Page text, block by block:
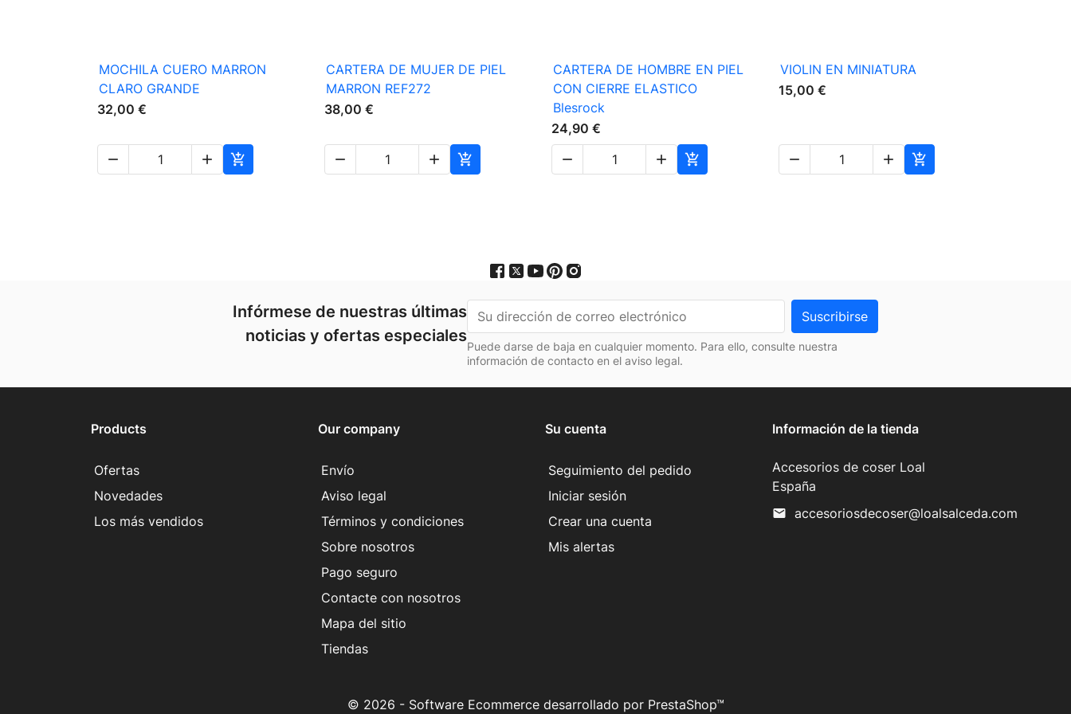
Vista rápida
MOCHILA CUERO MARRON
CLARO GRANDE
32,00 €
  
Vista rápida
CARTERA DE MUJER DE PIEL
MARRON REF272
38,00 €
  
Vista rápida
CARTERA DE HOMBRE EN PIEL
CON CIERRE ELASTICO
Blesrock
24,90 €

 
 Vista rápida
VIOLIN EN MINIATURA
15,00 €
  
Infórmese de nuestras últimas
noticias y ofertas especiales
Puede darse de baja en cualquier momento. Para ello, consulte nuestra
información de contacto en el aviso legal.
Products
Ofertas
Novedades
Los más vendidos
Our company
Envío
Aviso legal
Términos y condiciones
Sobre nosotros
Pago seguro
Contacte con nosotros
Mapa del sitio
Tiendas
Su cuenta
Seguimiento del pedido
Iniciar sesión
Crear una cuenta
Mis alertas
Información de la tienda
Accesorios de coser Loal
España
mail accesoriosdecoser@loalsalceda.com
© 2026 - Software Ecommerce desarrollado por PrestaShop™